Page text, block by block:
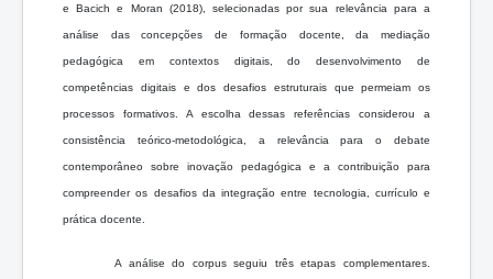
e Bacich e Moran (2018), selecionadas por sua relevância para a
análise das concepções de formação docente, da mediação
pedagógica em contextos digitais, do desenvolvimento de
competências digitais e dos desafios estruturais que permeiam os
processos formativos. A escolha dessas referências considerou a
consistência teórico-metodológica, a relevância para o debate
contemporâneo sobre inovação pedagógica e a contribuição para
compreender os desafios da integração entre tecnologia, currículo e
prática docente.
A análise do corpus seguiu três etapas complementares.